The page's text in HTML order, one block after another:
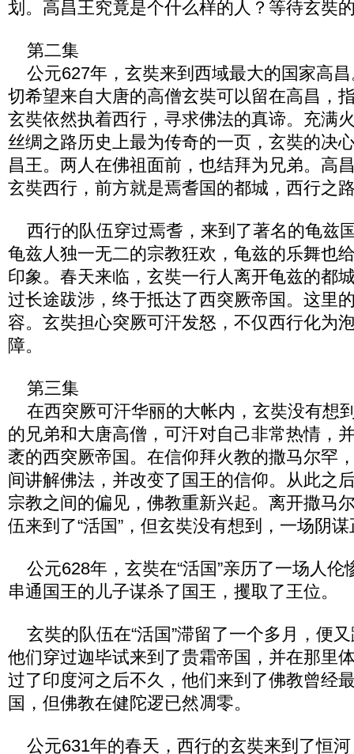
划。高昌王究竟是个什么样的人？等待玄奘
第二集
公元627年，玄奘来到西域最大的国家高
切希望来自大唐的高僧玄奘可以留在高昌，
玄奘依然执着西行，寻求佛法的真谛。充满
丝绸之路历史上最为传奇的一页，玄奘的决
昌王。两人在佛祖面前，也结拜为兄弟。高
玄奘西行，前方就是焉耆国的都城，西行之
西行的队伍穿过焉耆，来到了著名的龟兹
龟兹人独一无二的宗教狂欢，龟兹的乐舞也
印象。春天来临，玄奘一行人离开龟兹的都
过长途跋涉，终于抵达了西突厥帝国。这里
容。玄奘担心突厥可汗发怒，不仅西行化为
障。
第三集
在西突厥可汗华丽的大帐内，玄奘没有想
的兄弟和大唐高僧，可汗对自己非常热情，
袤的西突厥帝国。在信仰拜火教的撒马尔罕
间讲解佛法，并改变了国王的信仰。从此之
宗教之间的偏见，佛教重新兴起。离开撒马
伍来到了“活国”，但玄奘没有想到，一场阴
公元628年，玄奘在“活国”亲历了一场人伦
串通国王的儿子谋杀了国王，攫取了王位。
玄奘的队伍在“活国”滞留了一个多月，便
他们穿过迦毕试来到了贵霜帝国，并在那里
过了印度河之后不久，他们来到了佛教曾经
国，但佛教在健陀逻已然凋零。
公元631年的春天，西行的玄奘来到了恒